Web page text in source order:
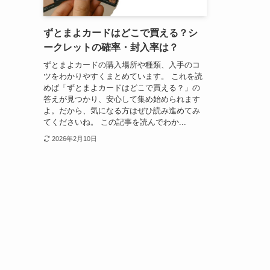
ずとまよカードはどこで買える？シ
ークレットの確率・封入率は？
ずとまよカードの購入場所や種類、入手のコ
ツをわかりやすくまとめています。 これを読
めば「ずとまよカードはどこで買える？」の
答えが見つかり、安心して集め始められます
よ。だから、気になる方はぜひ読み進めてみ
てくださいね。 この記事を読んでわか...
2026年2月10日